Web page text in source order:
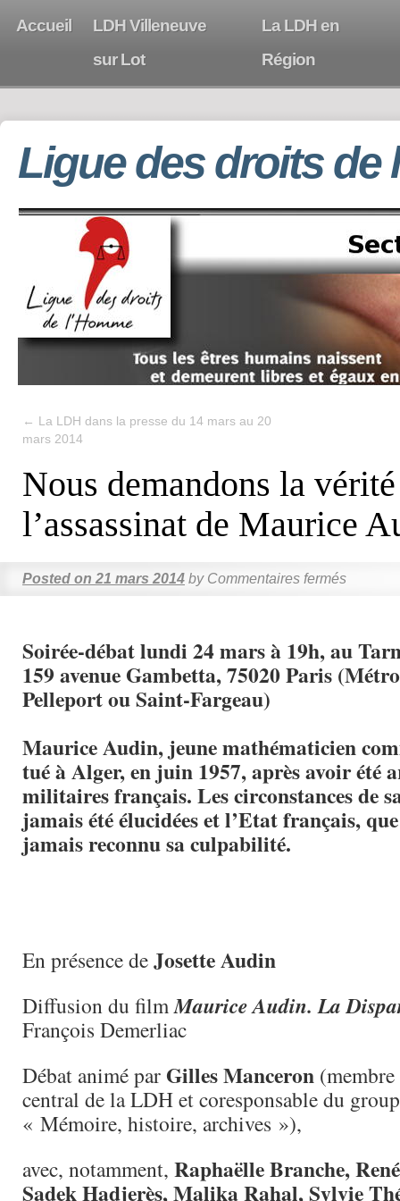
Accueil
LDH Villeneuve
sur Lot
La LDH en
Région
Ligue des droits de
← La LDH dans la presse du 14 mars au 20
mars 2014
Nous demandons la
l’assassinat de Maurice
Posted on 21 mars 2014 by Commentaires fermés
Soirée-débat lundi 24 mars à 19h, au
159 avenue Gambetta, 75020 Paris
Pelleport ou Saint-Fargeau)
Maurice Audin, jeune mathématicien
tué à Alger, en juin 1957, après avoir été
militaires français. Les circonstances de
jamais été élucidées et l’Etat français,
jamais reconnu sa culpabilité.
En présence deJosette Audin
Diffusion du filmMaurice Audin. La
François Demerliac
Débat animé par Gilles Manceron
central de la LDH et coresponsable du
« Mémoire, histoire, archives »),
avec, notamment, Raphaëlle Branche,
Sadek Hadjerès, Malika Rahal, Sylvie